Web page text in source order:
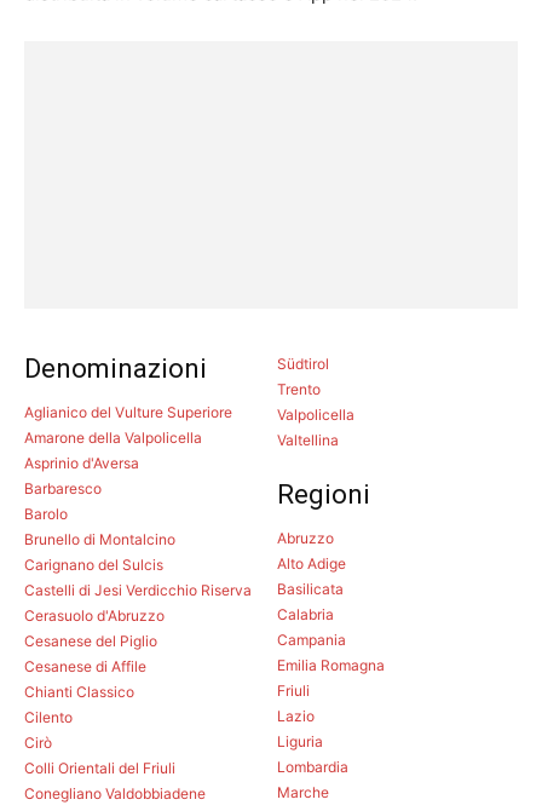
Denominazioni
Aglianico del Vulture Superiore
Amarone della Valpolicella
Asprinio d'Aversa
Barbaresco
Barolo
Brunello di Montalcino
Carignano del Sulcis
Castelli di Jesi Verdicchio Riserva
Cerasuolo d'Abruzzo
Cesanese del Piglio
Cesanese di Affile
Chianti Classico
Cilento
Cirò
Colli Orientali del Friuli
Conegliano Valdobbiadene
Südtirol
Trento
Valpolicella
Valtellina
Regioni
Abruzzo
Alto Adige
Basilicata
Calabria
Campania
Emilia Romagna
Friuli
Lazio
Liguria
Lombardia
Marche